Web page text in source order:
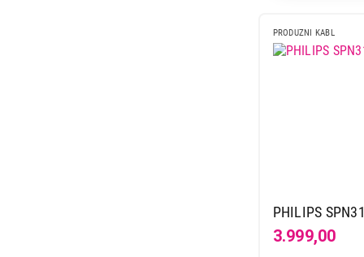
PRODUZNI KABL
PHILIPS
3.999,00